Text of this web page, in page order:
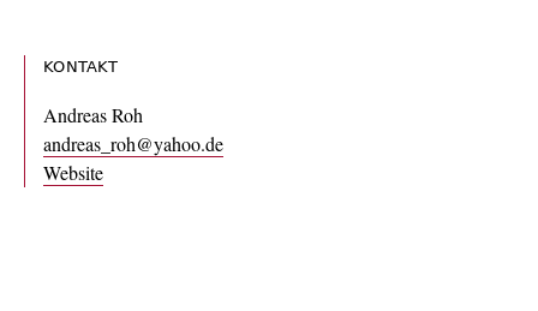
KONTAKT
Andreas Roh
andreas_roh@yahoo.de
Website